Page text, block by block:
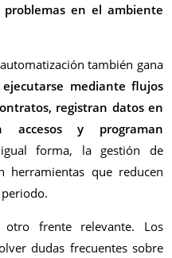
en el ambiente
también gana
mediante flujos
registran datos en
accesos y programan
forma, la gestión de
herramientas que reducen
frente relevante. Los
dudas frecuentes sobre